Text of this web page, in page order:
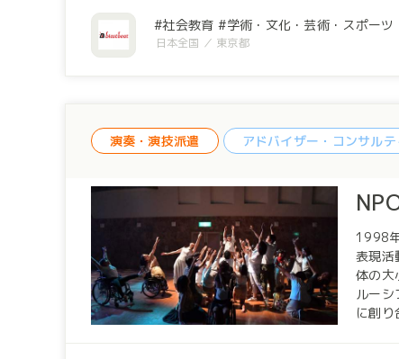
コロナ
社会教育 学術・文化・芸術・スポーツ
日本全国 東京都
演奏・演技派遣 アドバイザー・コンサル
1998
表現活
体の大
ルーシ
に創